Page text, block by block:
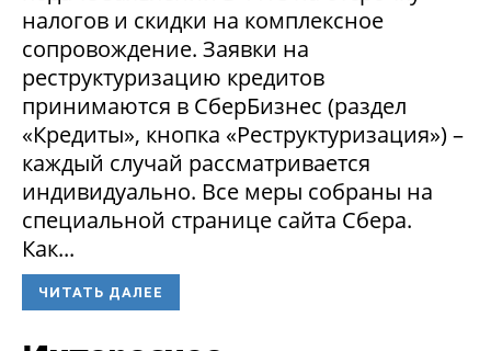
налогов и скидки на комплексное
сопровождение. Заявки на
реструктуризацию кредитов
принимаются в СберБизнес (раздел
«Кредиты», кнопка «Реструктуризация») –
каждый случай рассматривается
индивидуально. Все меры собраны на
специальной странице сайта Сбера.
Как...
ЧИТАТЬ ДАЛЕЕ